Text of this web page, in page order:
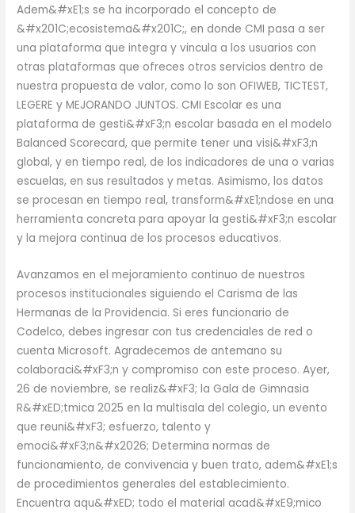
Adem&#xE1;s se ha incorporado el concepto de
&#x201C;ecosistema&#x201C;, en donde CMI pasa a ser
una plataforma que integra y vincula a los usuarios con
otras plataformas que ofreces otros servicios dentro de
nuestra propuesta de valor, como lo son OFIWEB, TICTEST,
LEGERE y MEJORANDO JUNTOS. CMI Escolar es una
plataforma de gesti&#xF3;n escolar basada en el modelo
Balanced Scorecard, que permite tener una visi&#xF3;n
global, y en tiempo real, de los indicadores de una o varias
escuelas, en sus resultados y metas. Asimismo, los datos
se procesan en tiempo real, transform&#xE1;ndose en una
herramienta concreta para apoyar la gesti&#xF3;n escolar
y la mejora continua de los procesos educativos.
Avanzamos en el mejoramiento continuo de nuestros
procesos institucionales siguiendo el Carisma de las
Hermanas de la Providencia. Si eres funcionario de
Codelco, debes ingresar con tus credenciales de red o
cuenta Microsoft. Agradecemos de antemano su
colaboraci&#xF3;n y compromiso con este proceso. Ayer,
26 de noviembre, se realiz&#xF3; la Gala de Gimnasia
R&#xED;tmica 2025 en la multisala del colegio, un evento
que reuni&#xF3; esfuerzo, talento y
emoci&#xF3;n&#x2026; Determina normas de
funcionamiento, de convivencia y buen trato, adem&#xE1;s
de procedimientos generales del establecimiento.
Encuentra aqu&#xED; todo el material acad&#xE9;mico